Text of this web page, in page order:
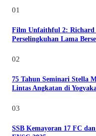
01
Film Unfaithful 2: Richard
Perselingkuhan Lama
02
75 Tahun Seminari Stella
Lintas Angkatan di
03
SSB Kemayoran 17 FC